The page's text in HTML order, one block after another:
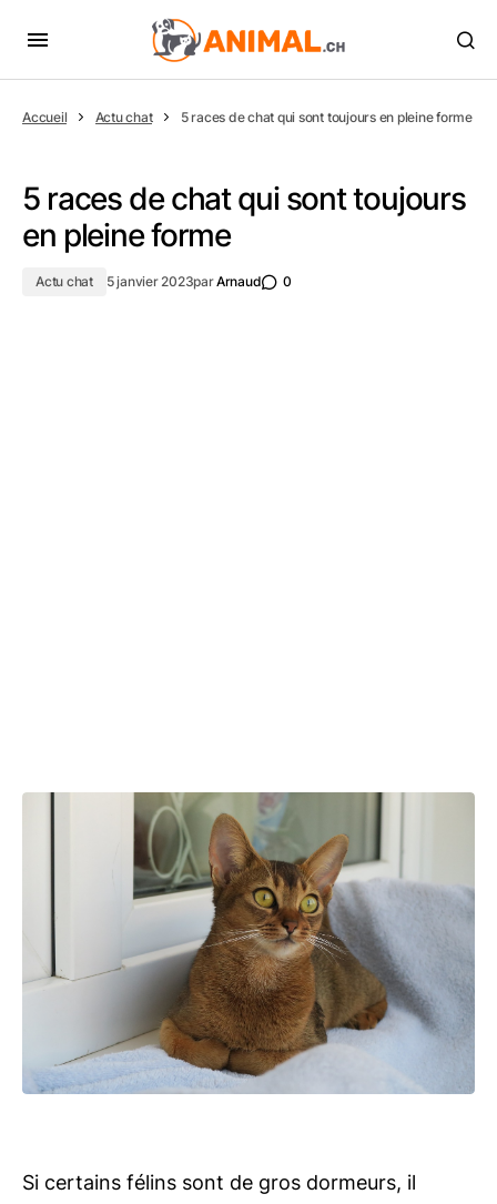
Accueil Actu chat 5 races de chat qui sont toujours en pleine forme
5 races de chat qui sont toujours
en pleine forme
Actu chat 5 janvier 2023parArnaud 0
Si certains félins sont de gros dormeurs, il